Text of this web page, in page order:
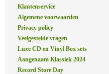
Klantenservice
Algemene voorwaarden
Privacy policy
Veelgestelde vragen
Luxe CD en Vinyl Box sets
Aangenaam Klassiek 2024
Record Store Day